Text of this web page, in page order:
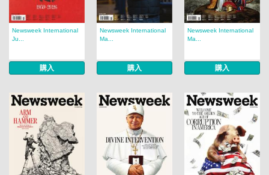
Newsweek International
Ju...
購入
Newsweek International
Ma...
購入
Newsweek International
Ma...
購入